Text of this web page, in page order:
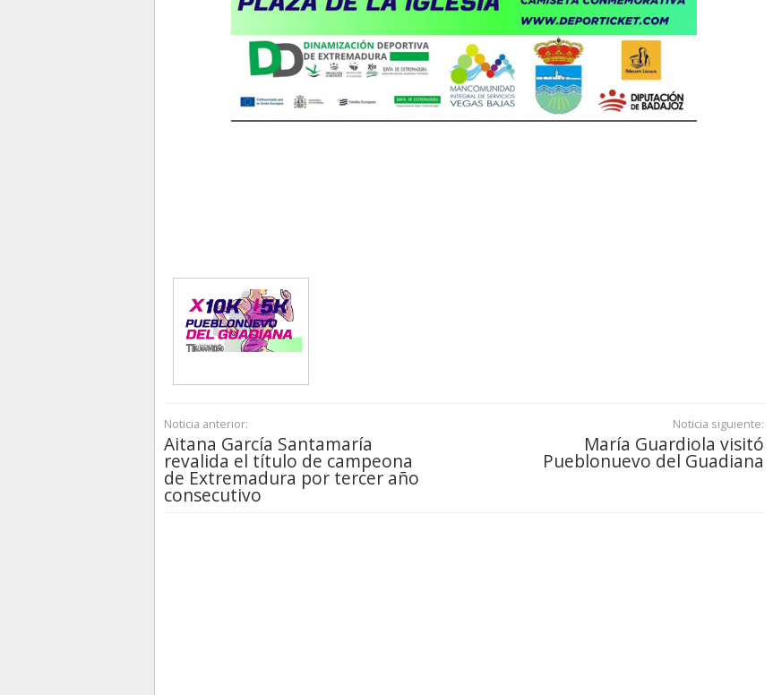
Noticia anterior:
Aitana García Santamaría
revalida el título de campeona
de Extremadura por tercer año
consecutivo
Noticia siguiente:
María Guardiola visitó
Pueblonuevo del Guadiana